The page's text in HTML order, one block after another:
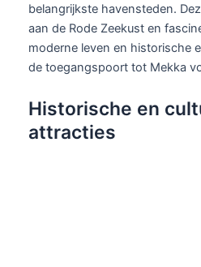
belangrijkste havensteden.
aan de Rode Zeekust en
moderne leven en historische
de toegangspoort tot Mekka
Historische en
attracties